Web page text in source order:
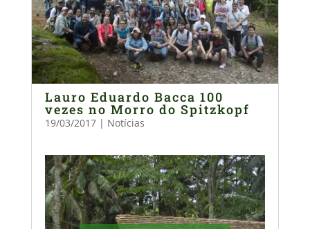
Lauro Eduardo Bacca 100
vezes no Morro do Spitzkopf
19/03/2017| Notícias